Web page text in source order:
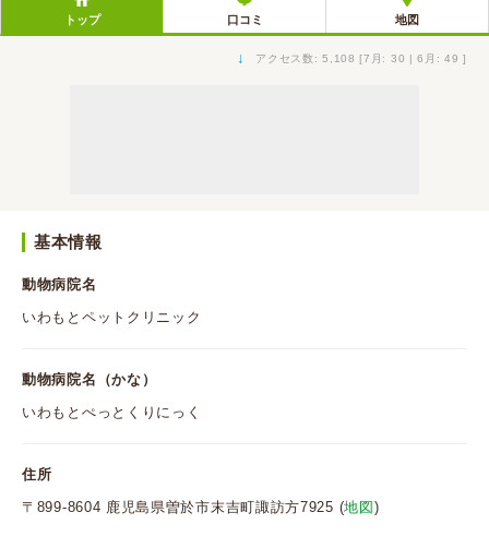
トップ 口コミ 地図
↓ アクセス数: 5,108 [7月: 30 | 6月: 49 ]
基本情報
動物病院名
いわもとペットクリニック
動物病院名（かな）
いわもとぺっとくりにっく
住所
〒899-8604 鹿児島県曽於市末吉町諏訪方7925 (地図 )